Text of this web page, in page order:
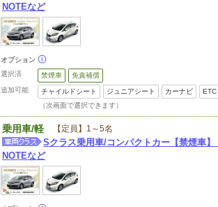
NOTEなど
オプション
選択済
禁煙車
免責補償
追加可能
チャイルドシート ジュニアシート カーナビ ETC
（次画面で選択できます）
乗用車/軽 【定員】1～5名
Sクラス乗用車/コンパクトカー【禁煙車
NOTEなど